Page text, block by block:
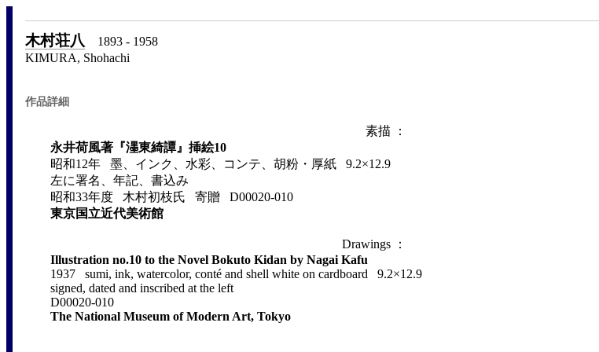
木村荘八
1893 - 1958
KIMURA, Shohachi
作品詳細
素描 ：
永井荷風著『濹東綺譚』挿絵10
昭和12年 墨、インク、水彩、コンテ、胡粉・厚紙 9.2×12.9
左に署名、年記、書込み
昭和33年度 木村初枝氏 寄贈 D00020-010
東京国立近代美術館
Drawings ：
Illustration no.10 to the Novel Bokuto Kidan by Nagai Kafu
1937 sumi, ink, watercolor, conté and shell white on cardboard 9.2×12.9
signed, dated and inscribed at the left
D00020-010
The National Museum of Modern Art, Tokyo